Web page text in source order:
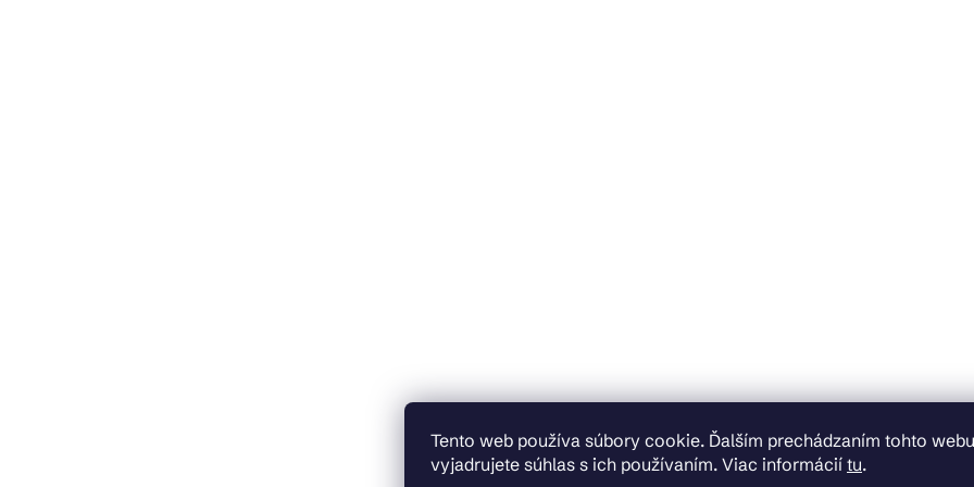
Tento web používa súbory cookie. Ďalším prechádzaním tohto webu
vyjadrujete súhlas s ich používaním. Viac informácií tu.